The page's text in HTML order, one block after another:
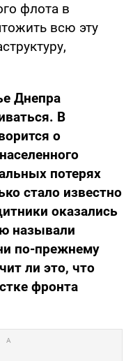
флота в
всю эту
Днепра
В
о
потерях
стало известно
оказались
называли
по-прежнему
ли это, что
фронта